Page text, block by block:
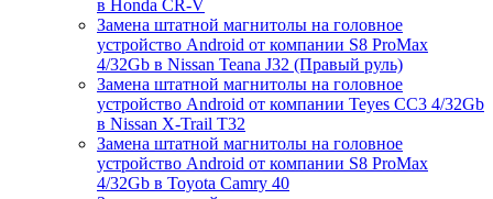
в Honda CR-V
Замена штатной магнитолы на головное
устройство Android от компании S8 ProMax
4/32Gb в Nissan Teana J32 (Правый руль)
Замена штатной магнитолы на головное
устройство Android от компании Teyes CC3 4/32Gb
в Nissan X-Trail T32
Замена штатной магнитолы на головное
устройство Android от компании S8 ProMax
4/32Gb в Toyota Camry 40